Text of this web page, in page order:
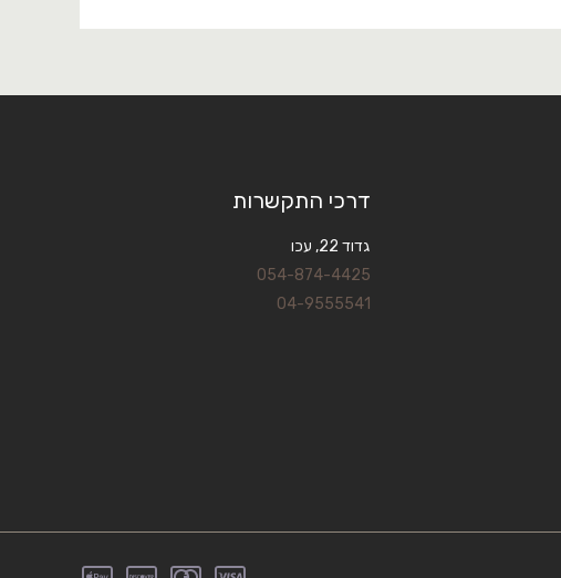
דרכי התקשרות
גדוד 22, עכו
054-874-4425
04-9555541